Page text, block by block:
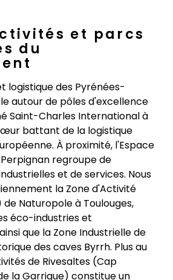
et parcs
du
logistique des Pyrénées-
autour de pôles d'excellence
Saint-Charles International à
battant de la logistique
À proximité, l'Espace
regroupe de
et de services. Nous
la Zone d'Activité
de Naturopole à Toulouges,
éco-industries et
que la Zone Industrielle de
des caves Byrrh. Plus au
de Rivesaltes (Cap
la Garrigue) constitue un